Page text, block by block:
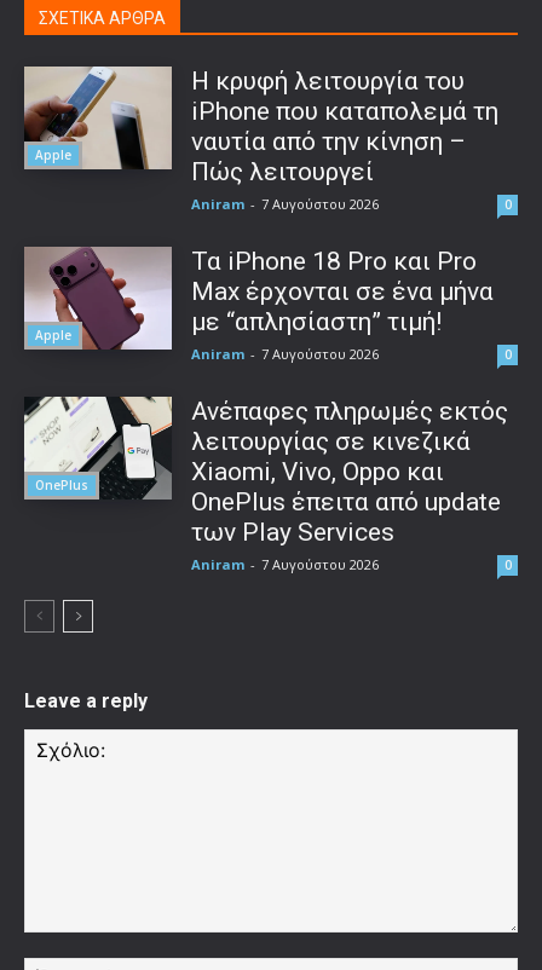
ΣΧΕΤΙΚΑ ΑΡΘΡΑ
Apple
Η κρυφή λειτουργία του
iPhone που καταπολεμά τη
ναυτία από την κίνηση –
Πώς λειτουργεί
Aniram - 7 Αυγούστου 2026 0
Apple
Τα iPhone 18 Pro και Pro
Max έρχονται σε ένα μήνα
με “απλησίαστη” τιμή!
Aniram - 7 Αυγούστου 2026 0
OnePlus
Ανέπαφες πληρωμές εκτός
λειτουργίας σε κινεζικά
Xiaomi, Vivo, Oppo και
OnePlus έπειτα από update
των Play Services
Aniram - 7 Αυγούστου 2026 0
Leave a reply